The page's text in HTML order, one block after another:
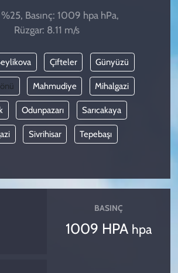
Basınç: 1009 hpa hPa,
Rüzgar: 8.11 m/s
Çifteler Günyüzü
Mahmudiye Mihalgazi
Odunpazarı Sarıcakaya
Sivrihisar Tepebaşı
BASINÇ
1009 HPA hpa